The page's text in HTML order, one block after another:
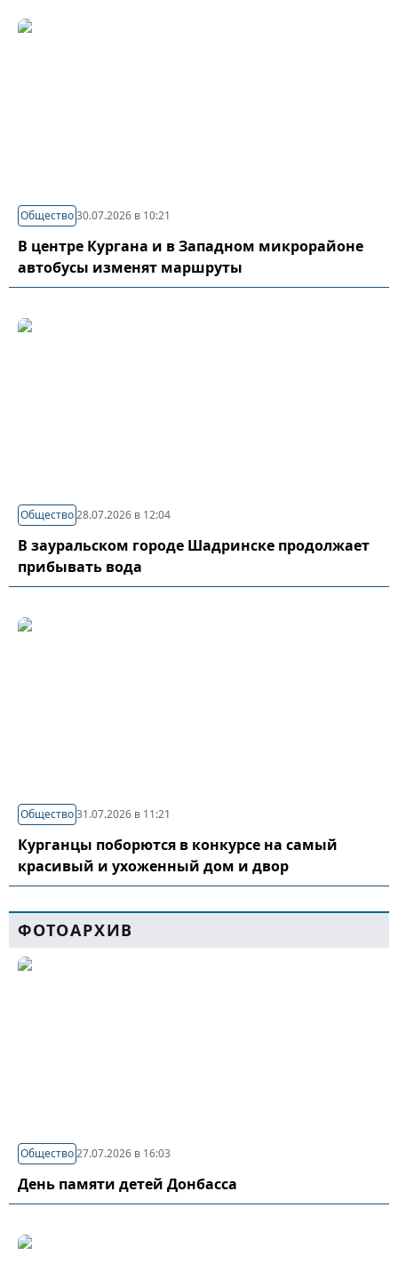
Общество30.07.2026 в 10:21
В центре Кургана и в Западном микрорайоне
автобусы изменят маршруты
Общество28.07.2026 в 12:04
В зауральском городе Шадринске продолжает
прибывать вода
Общество31.07.2026 в 11:21
Курганцы поборются в конкурсе на самый
красивый и ухоженный дом и двор
ФОТОАРХИВ
Общество27.07.2026 в 16:03
День памяти детей Донбасса